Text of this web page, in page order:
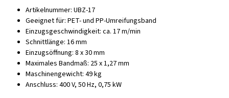
Artikelnummer: UBZ-17
Geeignet für: PET- und PP-Umreifungsband
Einzugsgeschwindigkeit: ca. 17 m/min
Schnittlänge: 16 mm
Einzugsöffnung: 8 x 30 mm
Maximales Bandmaß: 25 x 1,27 mm
Maschinengewicht: 49 kg
Anschluss: 400 V, 50 Hz, 0,75 kW